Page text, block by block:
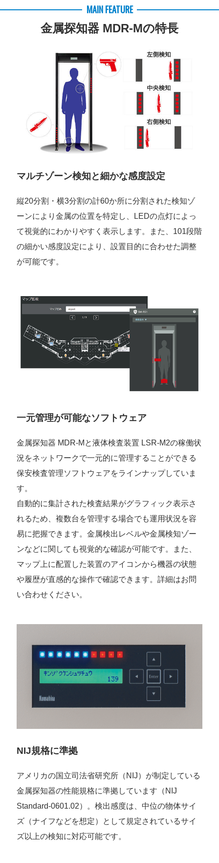
MAIN FEATURE
金属探知器 MDR-Mの特長
マルチゾーン検知と細かな感度設定
縦20分割・横3分割の計60か所に分割された検知ゾ
ーンにより金属の位置を特定し、LEDの点灯によっ
て視覚的にわかりやすく表示します。また、101段階
の細かい感度設定により、設置目的に合わせた調整
が可能です。
一元管理が可能なソフトウェア
金属探知器 MDR-Mと液体検査装置 LSR-M2の稼働状
況をネットワークで一元的に管理することができる
保安検査管理ソフトウェアをラインナップしていま
す。
自動的に集計された検査結果がグラフィック表示さ
れるため、複数台を管理する場合でも運用状況を容
易に把握できます。金属検出レベルや金属検知ゾー
ンなどに関しても視覚的な確認が可能です。また、
マップ上に配置した装置のアイコンから機器の状態
や履歴が直感的な操作で確認できます。詳細はお問
い合わせください。
NIJ規格に準拠
アメリカの国立司法省研究所（NIJ）が制定している
金属探知器の性能規格に準拠しています（NIJ
Standard-0601.02）。検出感度は、中位の物体サイ
ズ（ナイフなどを想定）として規定されているサイ
ズ以上の検知に対応可能です。